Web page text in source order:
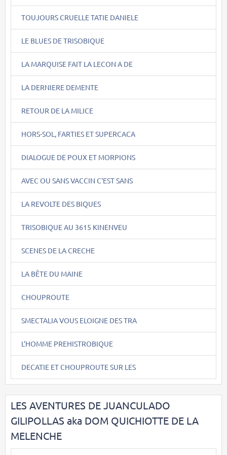
TOUJOURS CRUELLE TATIE DANIELE
LE BLUES DE TRISOBIQUE
LA MARQUISE FAIT LA LECON A DE
LA DERNIERE DEMENTE
RETOUR DE LA MILICE
HORS-SOL, FARTIES ET SUPERCACA
DIALOGUE DE POUX ET MORPIONS
AVEC OU SANS VACCIN C'EST SANS
LA REVOLTE DES BIQUES
TRISOBIQUE AU 3615 KINENVEU
SCENES DE LA CRECHE
LA BÊTE DU MAINE
CHOUPROUTE
SMECTALIA VOUS ELOIGNE DES TRA
L'HOMME PREHISTROBIQUE
DECATIE ET CHOUPROUTE SUR LES
LES AVENTURES DE JUANCULADO
GILIPOLLAS aka DOM QUICHIOTTE DE LA
MELENCHE